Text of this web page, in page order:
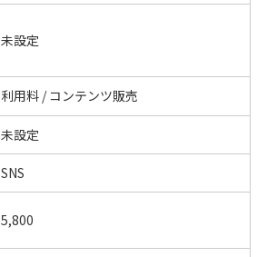
未設定
利用料 / コンテンツ販売
未設定
SNS
5,800